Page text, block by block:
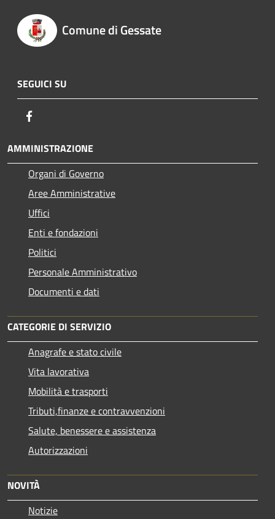
Comune di Gessate
SEGUICI SU
AMMINISTRAZIONE
Organi di Governo
Aree Amministrative
Uffici
Enti e fondazioni
Politici
Personale Amministrativo
Documenti e dati
CATEGORIE DI SERVIZIO
Anagrafe e stato civile
Vita lavorativa
Mobilità e trasporti
Tributi,finanze e contravvenzioni
Salute, benessere e assistenza
Autorizzazioni
NOVITÀ
Notizie